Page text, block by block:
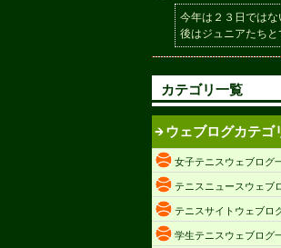
今年は２３日では
後はジュニアたち
カテゴリ一覧
ウェブログカテゴ
女子テニスウェブログ
テニスニュースウェブ
テニスサイトウェブロ
学生テニスウェブログ